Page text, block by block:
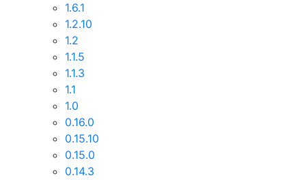
1.6.1
1.2.10
1.2
1.1.5
1.1.3
1.1
1.0
0.16.0
0.15.10
0.15.0
0.14.3